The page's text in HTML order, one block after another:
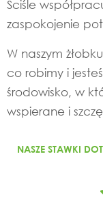
Ściśle
zaspokojenie
W naszym
co robimy i
środowisko, w
wspierane i
NASZE STAWKI